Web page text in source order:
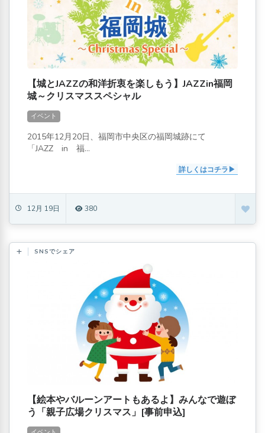
【城とJAZZの和洋折衷を楽しもう】JAZZin福岡
城～クリスマススペシャル
イベント
2015年12月20日、福岡市中央区の福岡城跡にて
「JAZZ in 福...
詳しくはコチラ
12月 19日 380
SNSでシェア
【絵本やバルーンアートもあるよ】みんなで遊ぼ
う「親子広場クリスマス」[事前申込]